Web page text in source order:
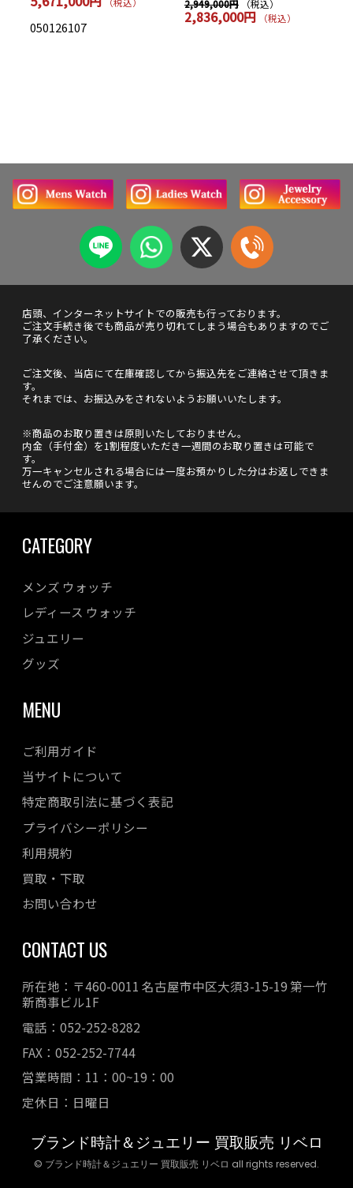
050126107
2,949,000円 （税込）
2,836,000円 （税込）
店頭、インターネットサイトでの販売も行っております。
ご注文手続き後でも商品が売り切れてしまう場合もありますのでご
了承ください。
ご注文後、当店にて在庫確認してから振込先をご連絡させて頂きま
す。
それまでは、お振込みをされないようお願いいたします。
※商品のお取り置きは原則いたしておりません。
内金（手付金）を1割程度いただき一週間のお取り置きは可能で
す。
万一キャンセルされる場合には一度お預かりした分はお返しできま
せんのでご注意願います。
CATEGORY
メンズ ウォッチ
レディース ウォッチ
ジュエリー
グッズ
MENU
ご利用ガイド
当サイトについて
特定商取引法に基づく表記
プライバシーポリシー
利用規約
買取・下取
お問い合わせ
CONTACT US
所在地：〒460-0011 名古屋市中区大須3-15-19 第一竹
新商事ビル1F
電話：052-252-8282
FAX：052-252-7744
営業時間：11：00~19：00
定休日：日曜日
ブランド時計＆ジュエリー 買取販売 リベロ
© ブランド時計＆ジュエリー 買取販売 リベロ all rights reserved.